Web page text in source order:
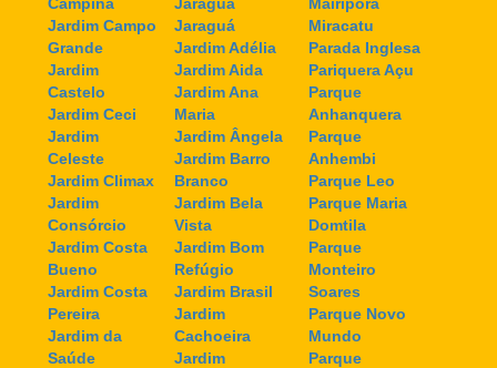
Jardim Campo
Grande
Jardim
Castelo
Jardim Ceci
Jardim
Celeste
Jardim Climax
Jardim
Consórcio
Jardim Costa
Bueno
Jardim Costa
Pereira
Jardim da
Saúde
Jaraguá
Jardim Adélia
Jardim Aida
Jardim Ana
Maria
Jardim Ângela
Jardim Barro
Branco
Jardim Bela
Vista
Jardim Bom
Refúgio
Jardim Brasil
Jardim
Cachoeira
Jardim
Miracatu
Parada Inglesa
Pariquera Açu
Parque
Anhanquera
Parque
Anhembi
Parque Leo
Parque Maria
Domtila
Parque
Monteiro
Soares
Parque Novo
Mundo
Parque